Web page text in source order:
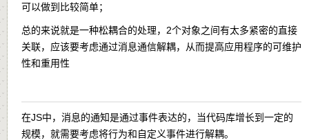
可以做到比较简单；
总的来说就是一种松耦合的处理，2个对象之间有太多紧密的直接
关联，应该要考虑通过消息通信解耦，从而提高应用程序的可维护
性和重用性
在JS中，消息的通知是通过事件表达的，当代码库增长到一定的
规模，就需要考虑将行为和自定义事件进行解耦。